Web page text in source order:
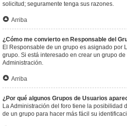
solicitud; seguramente tenga sus razones.
Arriba
¿Cómo me convierto en Responsable del
El Responsable de un grupo es asignado por
grupo. Si está interesado en crear un grupo
Administración.
Arriba
¿Por qué algunos Grupos de Usuarios
La Administración del foro tiene la posibilidad
de un grupo para hacer más fácil su